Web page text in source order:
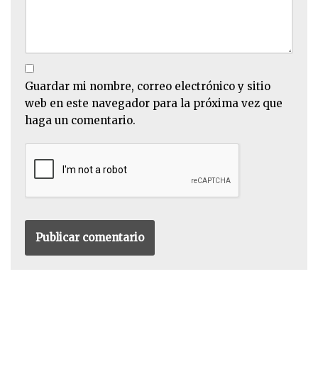
Guardar mi nombre, correo electrónico y sitio
web en este navegador para la próxima vez que
haga un comentario.